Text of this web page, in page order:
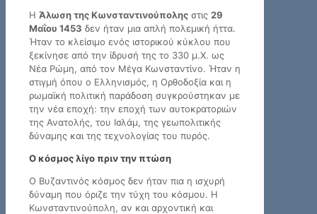
Η Άλωση της Κωνσταντινούπολης στις 29
Μαΐου 1453 δεν ήταν μια απλή πολεμική ήττα.
Ήταν το κλείσιμο ενός ιστορικού κύκλου που
ξεκίνησε από την ίδρυσή της το 330 μ.Χ. ως
Νέα Ρώμη, από τον Μέγα Κωνσταντίνο. Ήταν η
στιγμή όπου ο Ελληνισμός, η Ορθοδοξία και η
ρωμαϊκή πολιτική παράδοση συγκρούστηκαν με
την νέα εποχή: την εποχή των αυτοκρατοριών
της Ανατολής, του Ισλάμ, της γεωπολιτικής
δύναμης και της τεχνολογίας του πυρός.
Ο κόσμος λίγο πριν την πτώση
Ο Βυζαντινός κόσμος δεν ήταν πια η ισχυρή
δύναμη που όριζε την τύχη του κόσμου. Η
Κωνσταντινούπολη, αν και αρχοντική και